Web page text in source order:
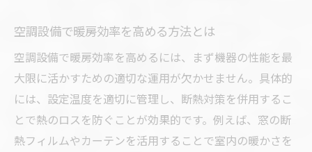
空調設備で暖房効率を高める方法とは
空調設備で暖房効率を高めるには、まず機器の性能を最
大限に活かすための適切な運用が欠かせません。具体的
には、設定温度を適切に管理し、断熱対策を併用するこ
とで熱のロスを防ぐことが効果的です。例えば、窓の断
熱フィルムやカーテンを活用することで室内の暖かさを